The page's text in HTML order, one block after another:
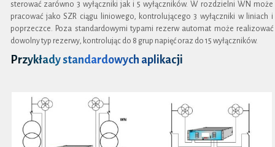
sterować zarówno 3 wyłączniki jak i 5 wyłączników. W rozdzielni WN może
pracować jako SZR ciągu liniowego, kontrolującego 3 wyłączniki w liniach i
poprzeczce. Poza standardowymi typami rezerw automat może realizować
dowolny typ rezerwy, kontrolując do 8 grup napięć oraz do 15 wyłączników.
Przykłady standardowych aplikacji